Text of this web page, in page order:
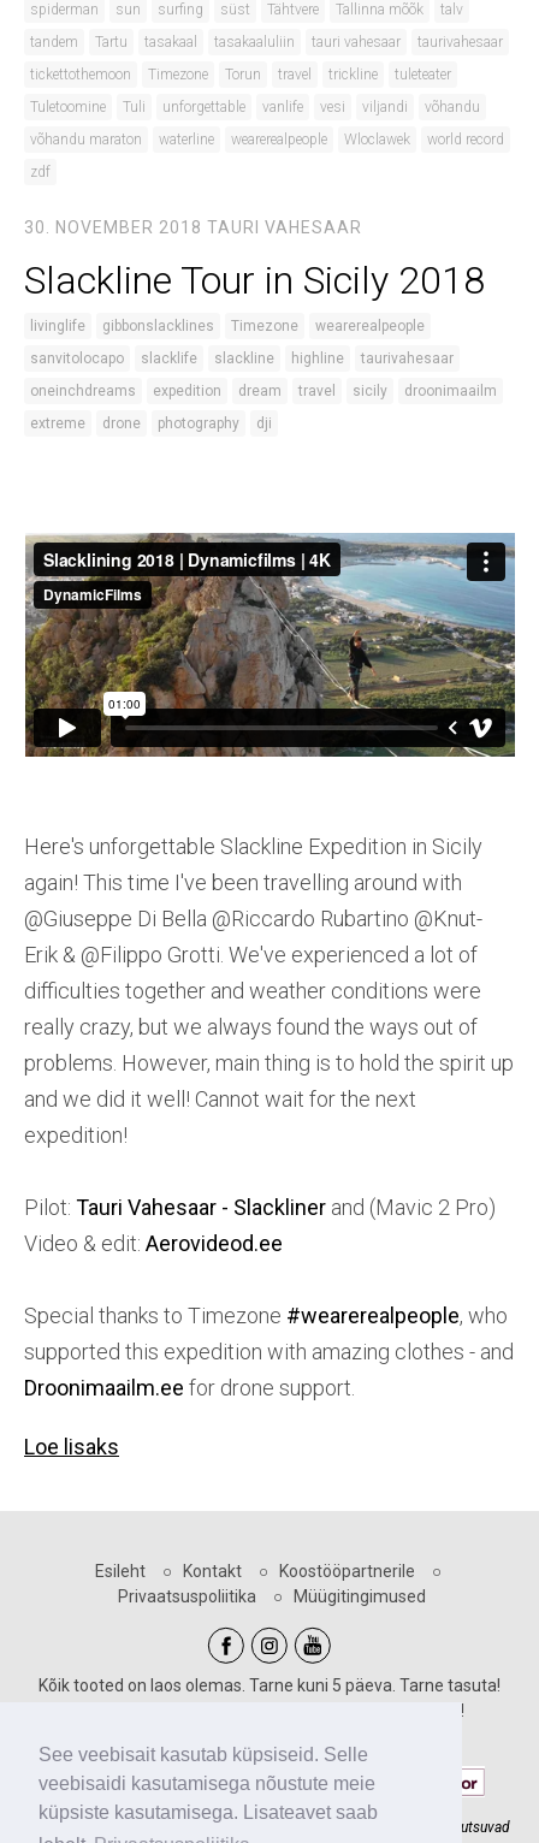
See veebisait kasutab küpsiseid. Selle
veebisaidi kasutamisega nõustute meie
küpsiste kasutamisega. Lisateavet saab
spiderman
sun surfing süst Tähtvere Tallinna mõõk
talv
tandem
Tartu tasakaal tasakaaluliin tauri vahesaar
taurivahesaar
tickettothemoon
Timezone Torun travel trickline
tuleteater
Tuletoomine
Tuli unforgettable vanlife vesi viljandi
võhandu
võhandu maraton
waterline wearerealpeople Wloclawek
world record
zdf
30. NOVEMBER 2018 TAURI VAHESAAR
Slackline Tour in Sicily 2018
livinglife gibbonslacklines Timezone
wearerealpeople
sanvitolocapo
slacklife slackline highline
taurivahesaar
oneinchdreams
expedition dream travel sicily
droonimaailm
extreme
drone photography dji
Here's unforgettable Slackline Expedition in Sicily
again! This time I've been travelling around with
@Giuseppe Di Bella @Riccardo Rubartino @Knut-
Erik & @Filippo Grotti. We've experienced a lot of
difficulties together and weather conditions were
really crazy, but we always found the ways out of
problems. However, main thing is to hold the spirit up
and we did it well! Cannot wait for the next
expedition!
Pilot: Tauri Vahesaar - Slackliner and (Mavic 2 Pro)
Video & edit: Aerovideod.ee
Special thanks to Timezone #wearerealpeople, who
supported this expedition with amazing clothes - and
Droonimaailm.ee for drone support.
Loe lisaks
Esileht○ Kontakt○ Koostööpartnerile ○
Privaatsuspoliitika
○ Müügitingimused
Kõik tooted on laos olemas. Tarne kuni 5 päeva. Tarne tasuta!
Sooduskoodid kehtivad vastava märgiga toodetele!
Maksevõimalused:
Slackline.ee meeskonnaga ehitame põnevaid madalseiklusradu, mis kutsuvad